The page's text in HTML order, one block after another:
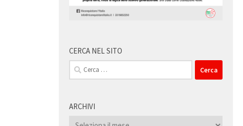
CERCA NEL SITO
Ricerca
per:
ARCHIVI
Archivi